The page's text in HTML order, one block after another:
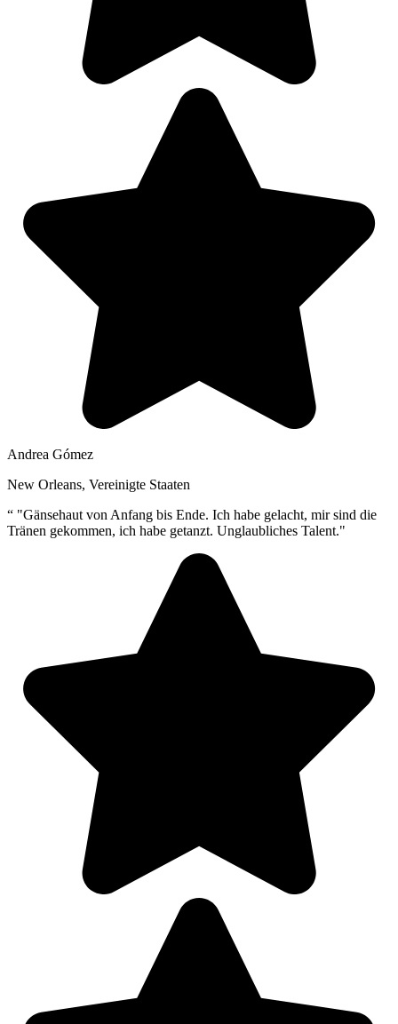
Andrea Gómez
New Orleans, Vereinigte Staaten
“ "Gänsehaut von Anfang bis Ende. Ich habe gelacht, mir sind die
Tränen gekommen, ich habe getanzt. Unglaubliches Talent."